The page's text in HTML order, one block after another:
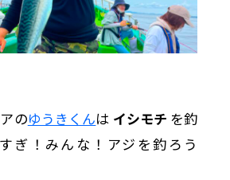
のゆうきくんは イシモチ を釣
ぎ！みんな！アジを釣ろう